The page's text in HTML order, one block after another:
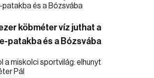
köbméter víz juthat a
patakba és a Bózsvába